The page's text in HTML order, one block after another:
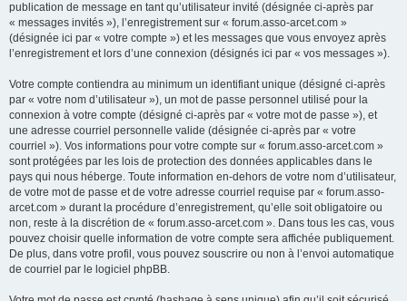
publication de message en tant qu’utilisateur invité (désignée ci-après par
« messages invités »), l’enregistrement sur « forum.asso-arcet.com »
(désignée ici par « votre compte ») et les messages que vous envoyez après
l’enregistrement et lors d’une connexion (désignés ici par « vos messages »).
Votre compte contiendra au minimum un identifiant unique (désigné ci-après
par « votre nom d’utilisateur »), un mot de passe personnel utilisé pour la
connexion à votre compte (désigné ci-après par « votre mot de passe »), et
une adresse courriel personnelle valide (désignée ci-après par « votre
courriel »). Vos informations pour votre compte sur « forum.asso-arcet.com »
sont protégées par les lois de protection des données applicables dans le
pays qui nous héberge. Toute information en-dehors de votre nom d’utilisateur,
de votre mot de passe et de votre adresse courriel requise par « forum.asso-
arcet.com » durant la procédure d’enregistrement, qu’elle soit obligatoire ou
non, reste à la discrétion de « forum.asso-arcet.com ». Dans tous les cas, vous
pouvez choisir quelle information de votre compte sera affichée publiquement.
De plus, dans votre profil, vous pouvez souscrire ou non à l’envoi automatique
de courriel par le logiciel phpBB.